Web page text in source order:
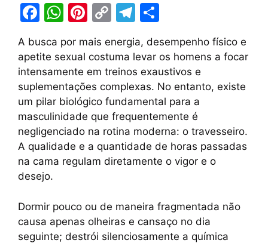
F
c
e
b
o
o
k
W
at
s
A
p
p
Pi
nt
er
e
st
C
p
y
Li
n
k
T
el
e
gr
a
m
ar
e
A busca por mais energia, desempenho físico e
apetite sexual costuma levar os homens a focar
intensamente em treinos exaustivos e
suplementações complexas. No entanto, existe
um pilar biológico fundamental para a
masculinidade que frequentemente é
negligenciado na rotina moderna: o travesseiro.
A qualidade e a quantidade de horas passadas
na cama regulam diretamente o vigor e o
desejo.
Dormir pouco ou de maneira fragmentada não
causa apenas olheiras e cansaço no dia
seguinte; destrói silenciosamente a química